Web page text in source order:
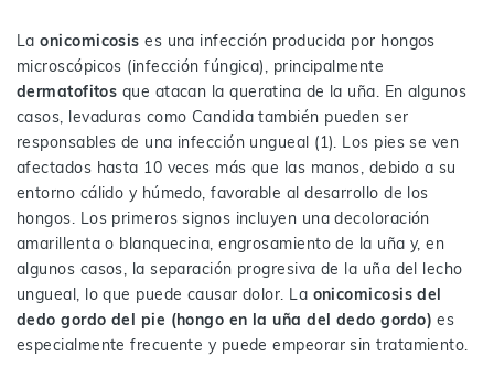
Laonicomicosis es una infección producida por hongos
microscópicos (infección fúngica), principalmente
dermatofitos que atacan la queratina de la uña. En algunos
casos, levaduras como Candida también pueden ser
responsables de una infección ungueal (1). Los pies se ven
afectados hasta 10 veces más que las manos, debido a su
entorno cálido y húmedo, favorable al desarrollo de los
hongos. Los primeros signos incluyen una decoloración
amarillenta o blanquecina, engrosamiento de la uña y, en
algunos casos, la separación progresiva de la uña del lecho
ungueal, lo que puede causar dolor. La onicomicosis del
dedo gordo del pie (hongo en la uña del dedo gordo) es
especialmente frecuente y puede empeorar sin tratamiento.